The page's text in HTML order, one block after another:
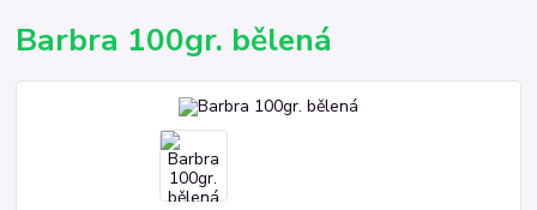
Barbra 100gr. bělená